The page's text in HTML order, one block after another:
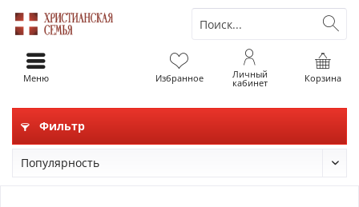
Корзина
Избранное Личный
кабинет
Меню
Фильтр